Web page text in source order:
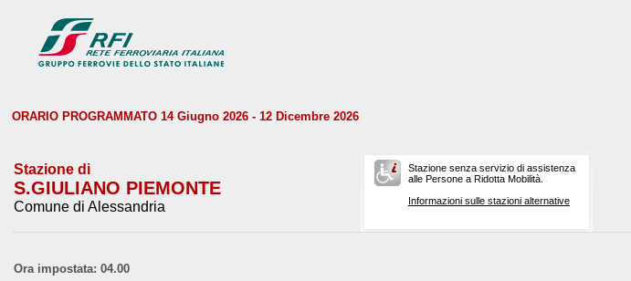
ORARIO PROGRAMMATO 14 Giugno 2026 - 12 Dicembre 2026
Stazione di
S.GIULIANO PIEMONTE
Comune di Alessandria
Stazione senza servizio di assistenza
alle Persone a Ridotta Mobilità.
Informazioni sulle stazioni alternative
Ora impostata: 04.00